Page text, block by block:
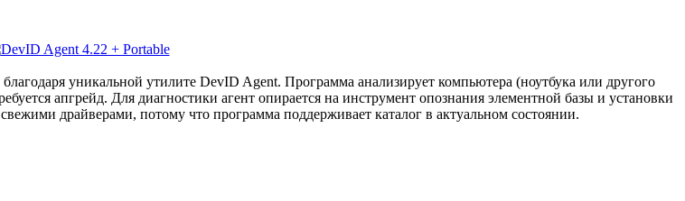
уникальной утилите DevID Agent. Программа анализирует компьютера (ноутбука или другого
апгрейд. Для диагностики агент опирается на инструмент опознания элементной базы и установки
драйверами, потому что программа поддерживает каталог в актуальном состоянии.